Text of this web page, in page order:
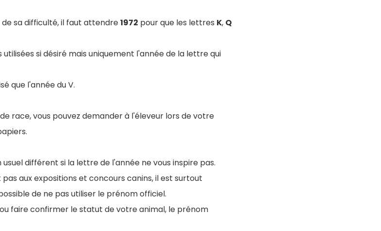
sa difficulté, il faut attendre1972 pour que les lettres K, Q
si désiré mais uniquement l'année de la lettre qui
que l'année du V.
race, vous pouvez demander à l'éleveur lors de votre
différent si la lettre de l'année ne vous inspire pas.
aux expositions et concours canins, il est surtout
de ne pas utiliser le prénom officiel.
faire confirmer le statut de votre animal, le prénom